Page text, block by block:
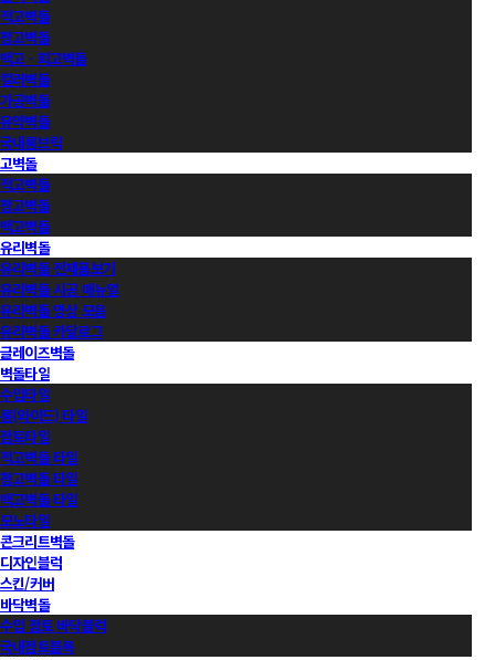
적고벽돌
청고벽돌
백고ㆍ회고벽돌
컬러벽돌
가공벽돌
유약벽돌
국내롱브릭
고벽돌
적고벽돌
청고벽돌
백고벽돌
유리벽돌
유리벽돌 전제품보기
유리벽돌 시공 매뉴얼
유리벽돌 영상 모음
유리벽돌 카달로그
글레이즈벽돌
벽돌타일
수입타일
롱(와이드) 타일
점토타일
적고벽돌 타일
청고벽돌 타일
백고벽돌 타일
모노타일
콘크리트벽돌
디자인블럭
스킨/커버
바닥벽돌
수입 점토 바닥블럭
국내점토블록